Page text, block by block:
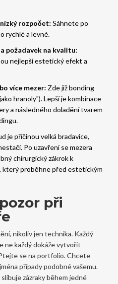
nízký rozpočet: Sáhnete po
rychlé a levné.
požadavek na kvalitu:
nejlepší estetický efekt a
více mezer: Zde již bonding
hranoly"). Lepší je kombinace
a následného doladění tvarem
je příčinou velká bradavice,
Po uzavření se mezera
chirurgický zákrok k
který proběhne před estetickým
při
nikoliv jen technika. Každý
ne každý dokáže vytvořit
se na portfolio. Chcete
případy podobné vašemu.
zázraky během jedné